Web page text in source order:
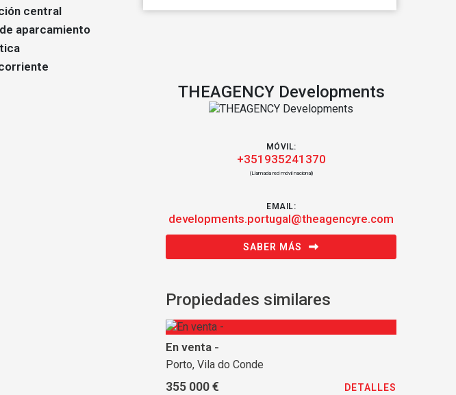
central
aparcamiento
THEAGENCY Developments
MÓVIL:
+351935241370
(Llamada red móvil nacional)
EMAIL:
developments.portugal@theagencyre.com
SABER MÁS
Propiedades similares
En venta -
Porto, Vila do Conde
355 000 € DETALLES